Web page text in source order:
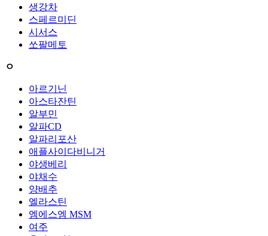
생강차
스페르미딘
시서스
쏘팔메토
ㅇ
아르기닌
아스타잔틴
알부민
알파CD
알파리포산
애플사이다비니거
야생베리
야채수
양배추
엘라스틴
엠에스엠 MSM
여주